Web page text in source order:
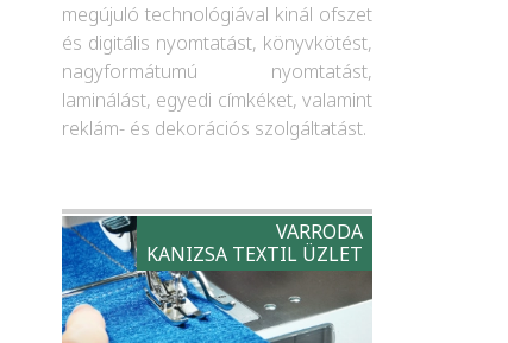
megújuló technológiával kinál ofszet
és digitális nyomtatást, könyvkötést,
nagyformátumú nyomtatást,
laminálást, egyedi címkéket, valamint
reklám- és dekorációs szolgáltatást.
VARRODA
KANIZSA TEXTIL ÜZLET